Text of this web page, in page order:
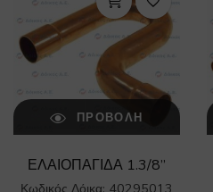
ΠΡΟΒΟΛΉ
ΕΛΑΙΟΠΑΓΙΔΑ 1.3/8”
Κωδικός Δόικα: 40295013